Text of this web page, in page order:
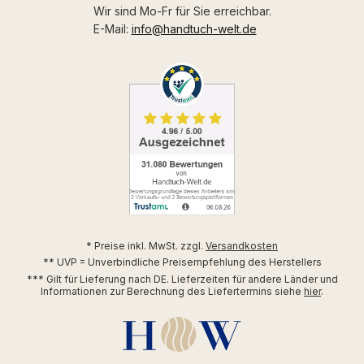
Wir sind Mo-Fr für Sie erreichbar.
E-Mail: info@handtuch-welt.de
* Preise inkl. MwSt. zzgl. Versandkosten
** UVP = Unverbindliche Preisempfehlung des Herstellers
*** Gilt für Lieferung nach DE. Lieferzeiten für andere Länder und
Informationen zur Berechnung des Liefertermins siehe hier.